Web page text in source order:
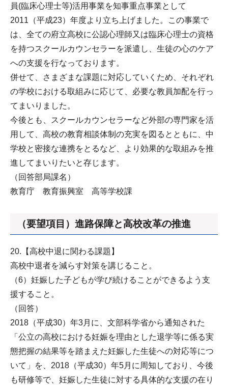
員(臨床心理士等)活用事業を知事重点事業として
2011（平成23）年度より立ち上げました。この事業で
は、全ての府立高校に公認心理師又は臨床心理士の資格
を持つスクールカウンセラーを派遣し、生徒の心のケア
への支援を行なっております。
併せて、さまざまな課題に対応していくため、それぞれ
の学校における取組みに応じて、必要な教員加配を行っ
てまいりました。
今後とも、スクールカウンセラーなど外部の専門家を活
用して、高校の教育相談体制の充実を図るとともに、中
学校と密接な連携をとるなど、より効果的な取組みを推
進してまいりたいと存じます。
（回答部局課名）
教育庁 教育振興室 高等学校課
（要望項目）進路保障と高校改革の推進
20.【高校中退に関わる課題】
高校中退者を減らす対策を講じること。
（6）妊娠した子どもが学び続けることができるよう支
援すること。
（回答）
2018（平成30）年3月に、文部科学省から通知された
「公立の高校における妊娠を理由とした退学等に係る実
態把握の結果等を踏まえた妊娠した生徒への対応等につ
いて」を、2018（平成30）年5月に周知しており、今後
も研修等で、妊娠した生徒に対する具体的な支援の在り